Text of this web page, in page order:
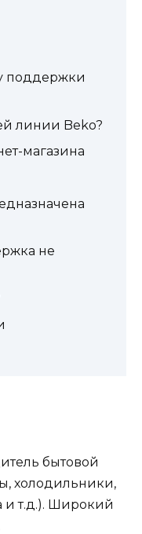
поддержки
линии Beko?
магазина
не
бытовой
холодильники,
и т.д.). Широкий